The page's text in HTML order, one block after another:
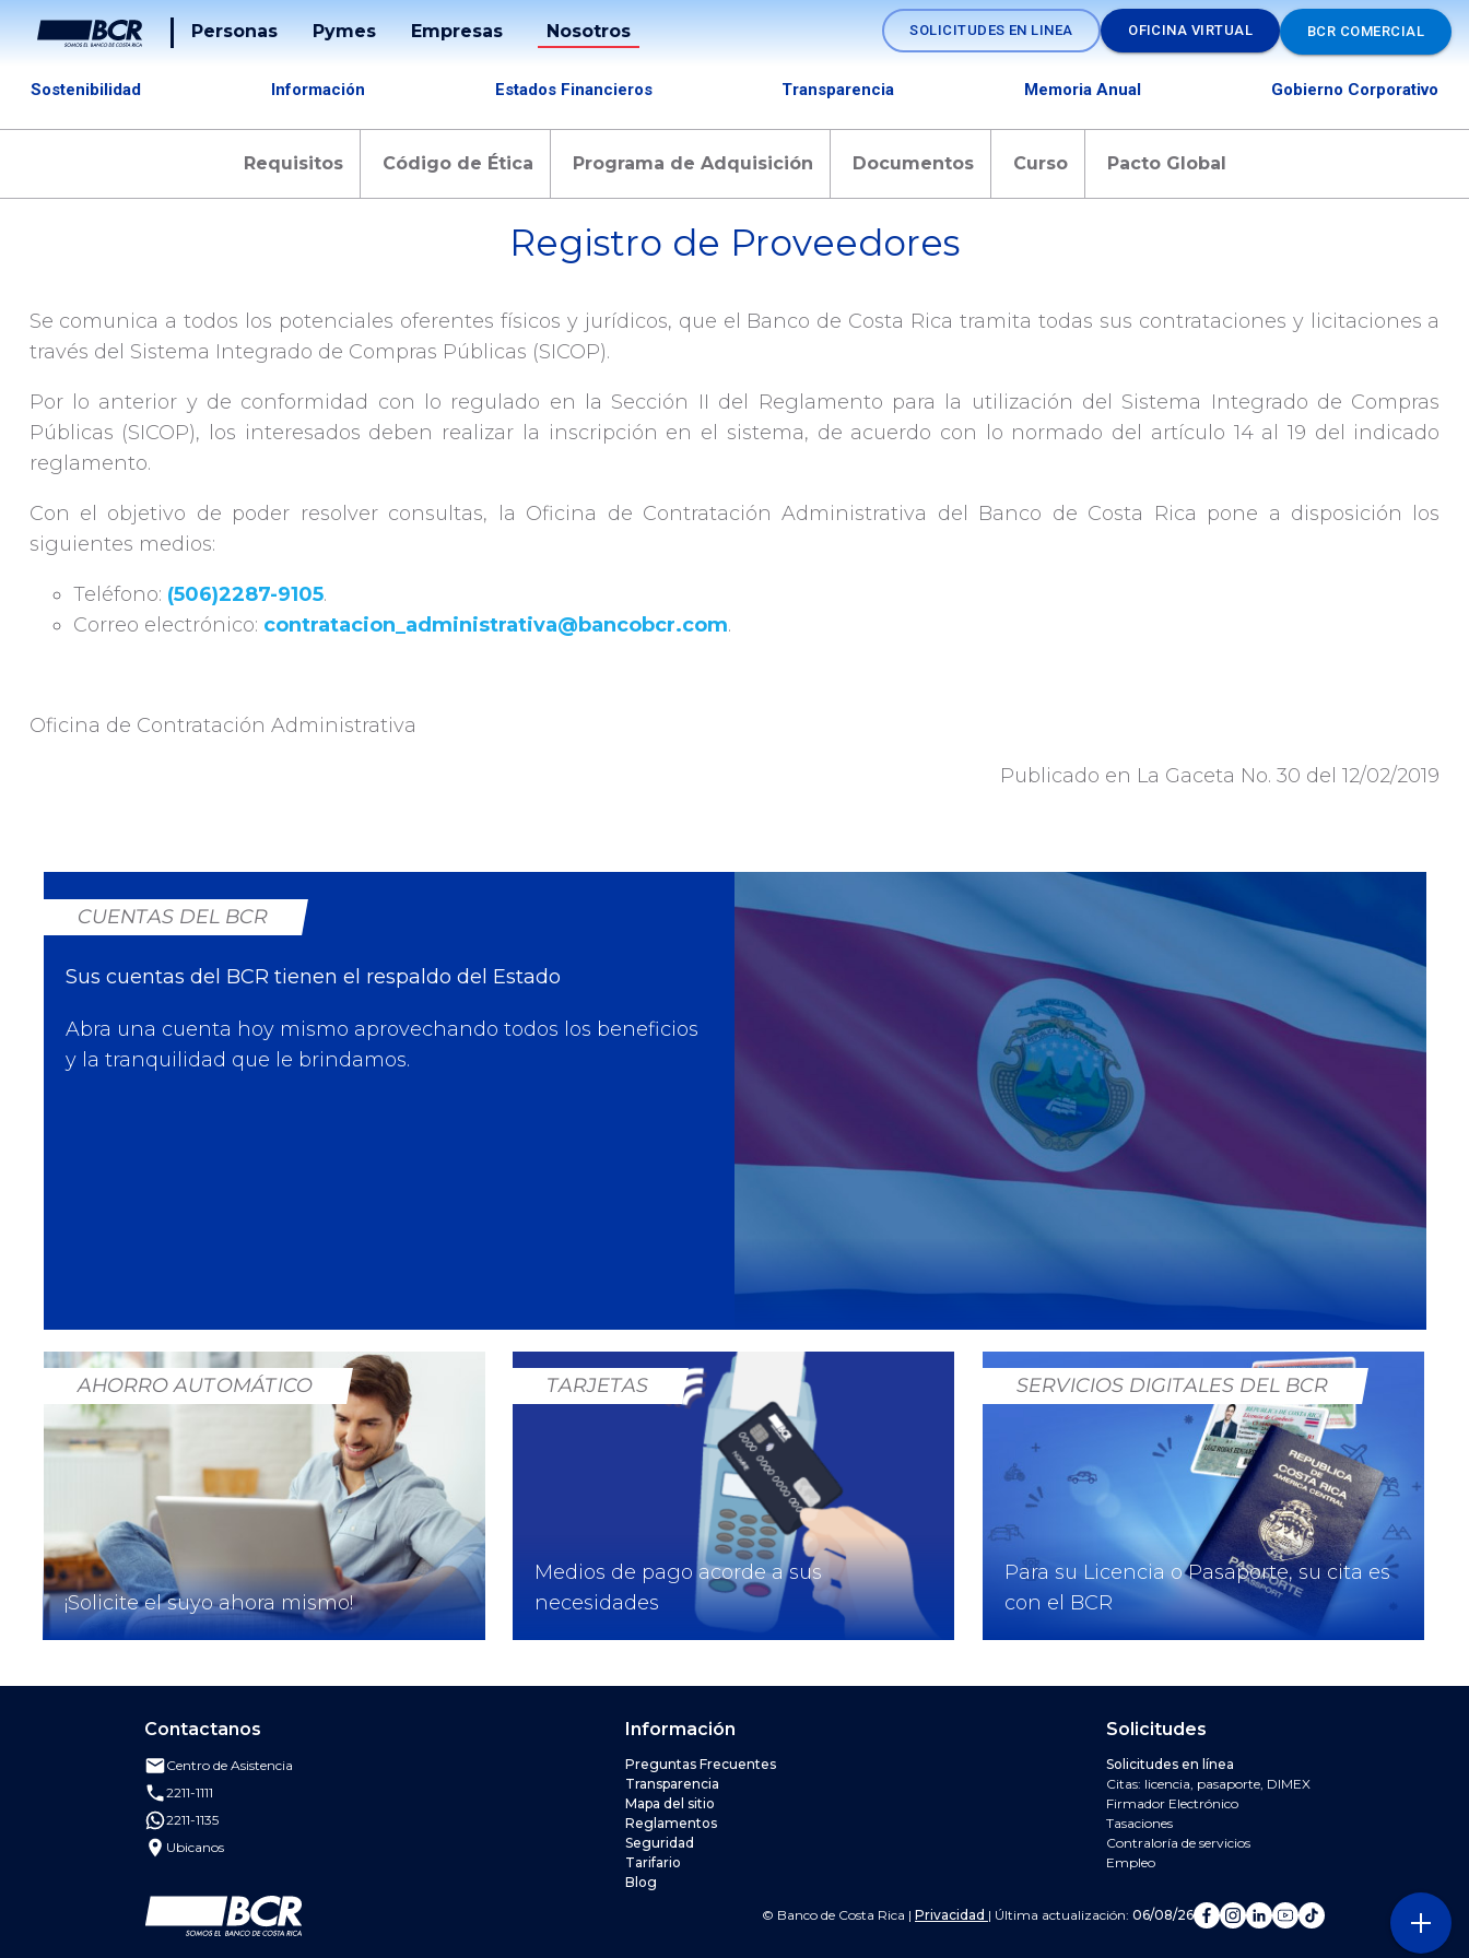
Personas
Préstamos
Servicios
Beneficios
Pymes
Banca
Tucán
Empresas
Soluciones
Fideicomisos
Comercio
Exterior
Tesorerías
Empresariales
Canales
Nosotros
Sostenibilidad Información Estados Financieros Transparencia Memoria Anual Gobierno Corporativo
SOLICITUDES EN LINEA OFICINA VIRTUAL BCR COMERCIAL
Registro
Requisitos Código de Ética Programa de Adquisición Documentos Curso Pacto Global
Registro de Proveedores
Se comunica a todos los potenciales oferentes físicos y jurídicos, que el Banco de Costa Rica tramita todas sus contrataciones y licitaciones a
través del Sistema Integrado de Compras Públicas (SICOP).
Por lo anterior y de conformidad con lo regulado en la Sección II del Reglamento para la utilización del Sistema Integrado de Compras
Públicas (SICOP), los interesados deben realizar la inscripción en el sistema, de acuerdo con lo normado del artículo 14 al 19 del indicado
reglamento.
Con el objetivo de poder resolver consultas, la Oficina de Contratación Administrativa del Banco de Costa Rica pone a disposición los
siguientes medios:
Teléfono: (506)2287-9105.
Correo electrónico: contratacion_administrativa@bancobcr.com.
Oficina de Contratación Administrativa
Publicado en La Gaceta No. 30 del 12/02/2019
CUENTAS DEL BCR
Sus cuentas del BCR tienen el respaldo del Estado
Abra una cuenta hoy mismo aprovechando todos los beneficios
y la tranquilidad que le brindamos.
AHORRO AUTOMÁTICO
¡Solicite el suyo ahora mismo!
TARJETAS
Medios de pago acorde a sus
necesidades
SERVICIOS DIGITALES DEL BCR
Para su Licencia o Pasaporte, su cita es
con el BCR
Información y navegación del
Contactanos
Enviar correo al Centro de Asistencia del Banco de Costa Rica
Centro de Asistencia
Llamar al Banco de Costa Rica al 2211-1111
2211-1111
Escribir por WhatsApp al Banco de Costa Rica al 2211-1135, abre en una nueva ventana
2211-1135
Buscar oficinas, cajeros y puntos de atención del Banco de Costa Rica
Ubicanos
Información
Preguntas Frecuentes
Transparencia
Mapa del sitio
Reglamentos
Seguridad
Tarifario
Blog
Solicitudes
Solicitudes en línea
Citas: licencia, pasaporte, DIMEX
Firmador Electrónico
Tasaciones
Contraloría de servicios
Empleo
Ir a la página principal del Banco de Costa Rica
© Banco de Costa Rica | Privacidad | Última actualización: 06/08/26 Banco de Costa Rica
Banco de Costa
Banco de Costa
Banco de Costa
Banco de